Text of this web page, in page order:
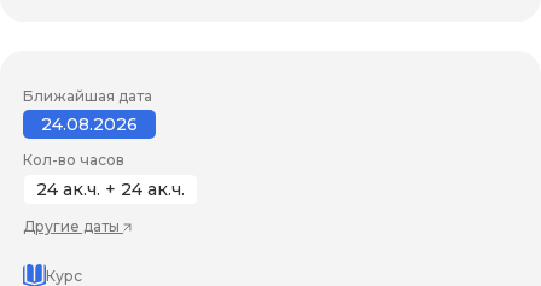
Ближайшая дата
24.08.2026
Кол-во часов
24 ак.ч. + 24 ак.ч.
Другие даты
Курс